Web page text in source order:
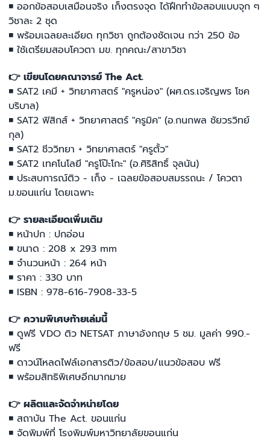
◾ ออกข้อสอบเสมือนจริง เก็งตรงจุด ได้ฝึกทำข้อสอบแบบจุก ๆ
วิชาละ 2 ชุด
◾ พร้อมเฉลยละเอียด ทุกวิชา ถูกต้องชัดเจน กว่า 250 ข้อ
◾ ใช้เตรียมสอบโควตา มข. ทุกคณะ/สาขาวิชา
👉 เขียนโดยคณาจารย์ The Act.
◾ SAT2 เคมี + วิทยาศาสตร์ "ครูหน่อง" (ผศ.ดร.เจริญพร โชค
บริบาล)
◾ SAT2 ฟิสิกส์ + วิทยาศาสตร์ "ครูมิค" (อ.กนกพล ชัยวรวิทย์
กุล)
◾ SAT2 ชีววิทยา + วิทยาศาสตร์ "ครูตั้ว"
◾ SAT2 เทคโนโลยี "ครูโป๊ะโกะ" (อ.ศิริสิทธิ์ จุลนัน)
◾ ประสบการณ์ติว - เก็ง - เฉลยข้อสอบสมรรถนะ / โควตา
ม.ขอนแก่น โดยเฉพาะ
👉 รายละเอียดเพิ่มเติม
◾ หน้าปก : ปกอ่อน
◾ ขนาด : 208 x 293 mm
◾ จำนวนหน้า : 264 หน้า
◾ ราคา : 330 บาท
◾ ISBN : 978-616-7908-33-5
👉 ความพิเศษท้ายเล่มนี้
◾ ดูฟรี VDO ติว NETSAT ภาษาอังกฤษ 5 ชม. มูลค่า 990.-
ฟรี
◾ ดาวน์โหลดไฟล์เอกสารติว/ข้อสอบ/แนวข้อสอบ ฟรี
◾ พร้อมสิทธิพิเศษอีกมากมาย
👉 ผลิตและจัดจำหน่ายโดย
◾ สถาบัน The Act. ขอนแก่น
◾ จัดพิมพ์ที่ โรงพิมพ์มหาวิทยาลัยขอนแก่น